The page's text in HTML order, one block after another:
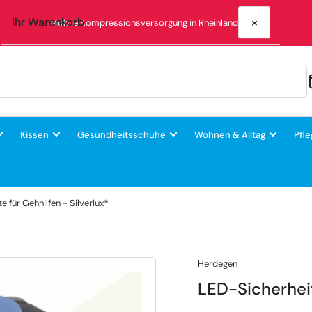
Mobile Kompressionsversorgung in Rheinland-Pfalz
Kissen Gesundheitsschuhe Wohnen & Alltag
für Gehhilfen - Silverlux®
Herdegen
LED-
Ihr Warenkorb ×